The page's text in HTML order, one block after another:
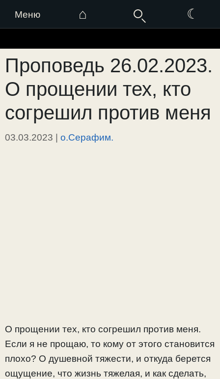
Меню ⌂ ☾
к
содержимому
Проповедь 26.02.2023.
О прощении тех, кто
согрешил против меня
03.03.2023 | о.Серафим.
О прощении тех, кто согрешил против меня.
Если я не прощаю, то кому от этого становится
плохо? О душевной тяжести, и откуда берется
ощущение, что жизнь тяжелая, и как сделать,